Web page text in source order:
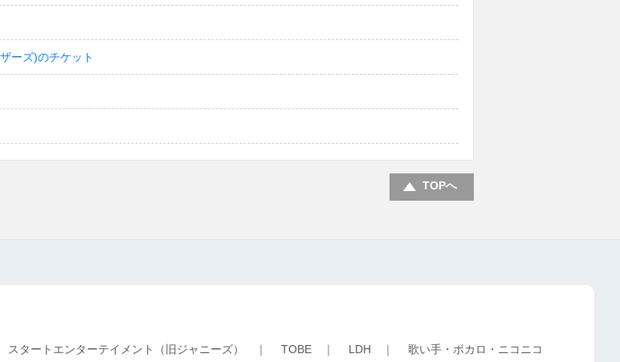
ーズ)のチケット
TOPへ
スタートエンターテイメント（旧ジャニーズ） ｜ TOBE ｜ LDH ｜ 歌い手・ボカロ・ニコニコ